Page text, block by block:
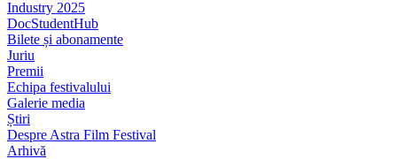
Industry 2025
DocStudentHub
Bilete și abonamente
Juriu
Premii
Echipa festivalului
Galerie media
Știri
Despre Astra Film Festival
Arhivă